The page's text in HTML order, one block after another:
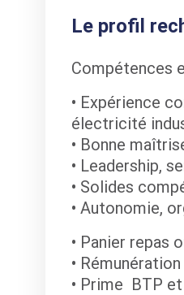
Le profil
Compétences
• Expérience
électricité
• Bonne
• Leadership,
• Solides
• Autonomie,
• Panier repas
•
• Prime BTP